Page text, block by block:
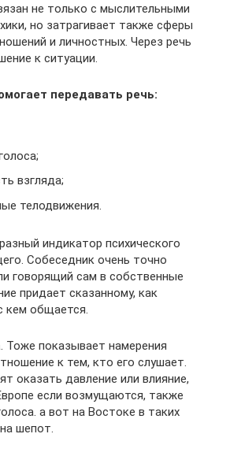
не только с мыслительными
но затрагивает также сферы
и личностных. Через речь
к ситуации.
передавать речь:
взгляда;
телодвижения.
индикатор психического
Собеседник очень точно
говорящий сам в собственные
придает сказанному, как
кем общается.
. Тоже показывает намерения
к тем, кто его слушает.
оказать давление или влияние,
если возмущаются, также
а вот на Востоке в таких
шепот.